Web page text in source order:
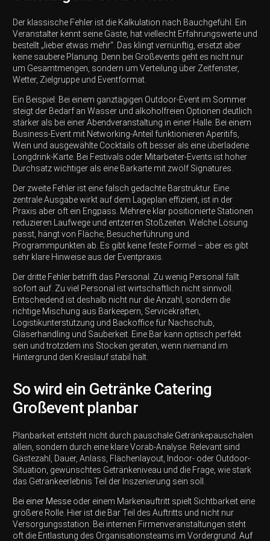
Der klassische Fehler ist die Kalkulation nach Bauchgefühl. Ein
Veranstalter kennt seine Gäste, hat vielleicht Erfahrungswerte und
bestellt „lieber etwas mehr“. Das klingt vernünftig, ersetzt aber
keine saubere Planung. Denn bei Großevents geht es nicht nur
um Gesamtmengen, sondern um Verteilung über Zeitfenster,
Wetter, Zielgruppe und Eventformat.
Ein Beispiel: Bei einem ganztägigen Outdoor-Event im Sommer
steigt der Bedarf an Wasser und alkoholfreien Optionen deutlich
stärker als bei einer Abendveranstaltung in einer Halle. Bei einem
Business-Event mit Networking-Anteil funktionieren Aperitifs,
Wein und ausgewählte Cocktails oft besser als eine überladene
Longdrink-Karte. Bei Festivals oder Mitarbeiter-Events ist hoher
Durchsatz wichtiger als eine Barkarte mit zwölf Signatures.
Der zweite Fehler ist eine falsch gedachte Barstruktur. Eine
zentrale Ausgabe wirkt auf dem Lageplan effizient, ist in der
Praxis aber oft ein Engpass. Mehrere klar positionierte Stationen
reduzieren Laufwege und entzerren Stoßzeiten. Welche Lösung
passt, hängt von Fläche, Besucherführung und
Programmpunkten ab. Es gibt keine feste Formel – aber es gibt
sehr klare Hinweise aus der Eventpraxis.
Der dritte Fehler betrifft das Personal. Zu wenig Personal fällt
sofort auf. Zu viel Personal ist wirtschaftlich nicht sinnvoll.
Entscheidend ist deshalb nicht nur die Anzahl, sondern die
richtige Mischung aus Barkeepern, Servicekräften,
Logistikunterstützung und Backoffice für Nachschub,
Gläserhandling und Sauberkeit. Eine Bar kann optisch perfekt
sein und trotzdem ins Stocken geraten, wenn niemand im
Hintergrund den Kreislauf stabil hält.
So wird ein Getränke Catering
Großevent planbar
Planbarkeit entsteht nicht durch pauschale Getränkepauschalen
allein, sondern durch eine klare Vorab-Analyse. Relevant sind
Gästezahl, Dauer, Anlass, Flächenlayout, Indoor- oder Outdoor-
Situation, gewünschtes Getränkeniveau und die Frage, wie stark
das Getränkeerlebnis Teil der Inszenierung sein soll.
Bei einer Messe oder einem Markenauftritt spielt Sichtbarkeit eine
größere Rolle. Hier ist die Bar Teil des Auftritts und nicht nur
Versorgungsstation. Bei internen Firmenveranstaltungen steht
oft die Entlastung des Organisationsteams im Vordergrund. Auf